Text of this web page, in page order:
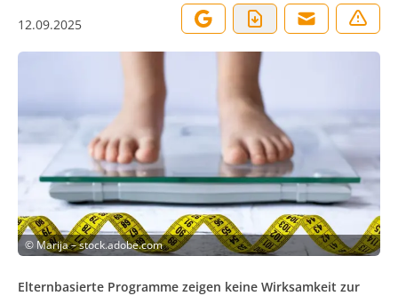
12.09.2025
© Marija – stock.adobe.com
Elternbasierte Programme zeigen keine Wirksamkeit zur